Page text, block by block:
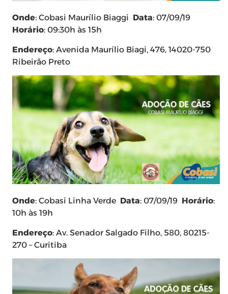
Onde: Cobasi Maurílio Biaggi Data: 07/09/19
Horário: 09:30h às 15h
Endereço: Avenida Maurílio Biagi, 476, 14020-750
Ribeirão Preto
Onde: Cobasi Linha Verde Data: 07/09/19 Horário:
10h às 19h
Endereço: Av. Senador Salgado Filho, 580, 80215-
270 – Curitiba